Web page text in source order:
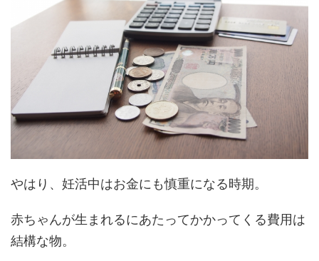
やはり、妊活中はお金にも慎重になる時期。
赤ちゃんが生まれるにあたってかかってくる費用は
結構な物。